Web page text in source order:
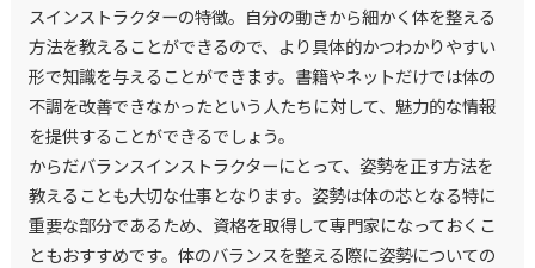
スインストラクターの特徴。自分の動きから細かく体を整える
方法を教えることができるので、より具体的かつわかりやすい
形で知識を与えることができます。書籍やネットだけでは体の
不調を改善できなかったという人たちに対して、魅力的な情報
を提供することができるでしょう。
からだバランスインストラクターにとって、姿勢を正す方法を
教えることも大切な仕事となります。姿勢は体の芯となる特に
重要な部分であるため、資格を取得して専門家になっておくこ
ともおすすめです。体のバランスを整える際に姿勢についての